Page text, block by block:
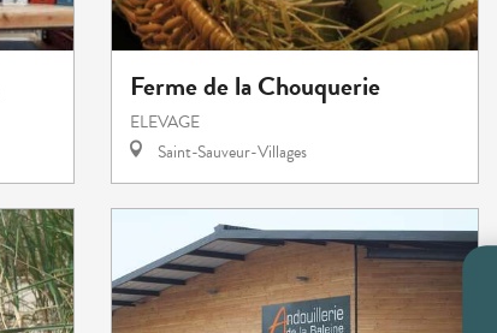
Ferme de la Chouquerie
ELEVAGE
Saint-Sauveur-Villages